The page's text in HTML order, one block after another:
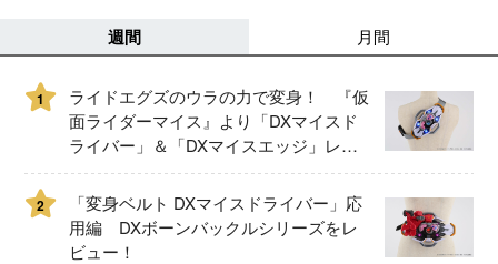
週間 月間
1
ライドエグズのウラの力で変身！ 『仮
面ライダーマイス』より「DXマイスド
ライバー」＆「DXマイスエッジ」レビ
ュー！
2
「変身ベルト DXマイスドライバー」応
用編 DXボーンバックルシリーズをレ
ビュー！